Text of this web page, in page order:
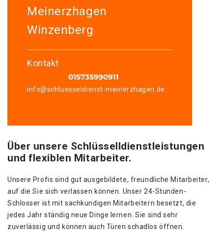
Meinerzhagen
Winzenberg
Kontakt
info@schluesseldienst-meinerzhagen.de
Über unsere Schlüsselldienstleistungen
und flexiblen Mitarbeiter.
Unsere Profis sind gut ausgebildete, freundliche Mitarbeiter,
auf die Sie sich verlassen können. Unser 24-Stunden-
Schlosser ist mit sachkundigen Mitarbeitern besetzt, die
jedes Jahr ständig neue Dinge lernen. Sie sind sehr
zuverlässig und können auch Türen schadlos öffnen.